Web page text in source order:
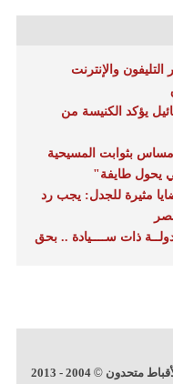
التليفون والإنترنت
يؤكد الكنيسة من
مساس بثوابت المسيحية
يحول طايفة"
مثيرة للجدل: يجب رد
ذات ســــيادة .. بحق
متحدون ©
2004 - 2013